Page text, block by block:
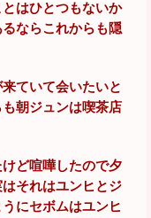
はひとつもないか
ならこれからも隠
ていて会いたいと
朝ジュンは喫茶店
ど喧嘩したので夕
それはユンヒとジ
にセボムはユンヒ